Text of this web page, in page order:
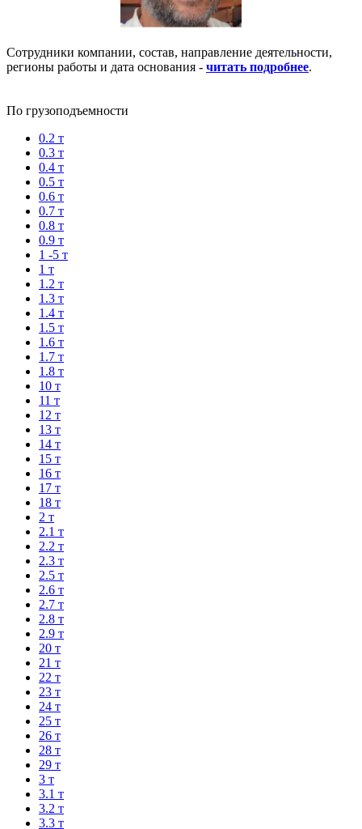
Сотрудники компании, состав, направление деятельности,
регионы работы и дата основания - читать подробнее.
По грузоподъемности
0.2 т
0.3 т
0.4 т
0.5 т
0.6 т
0.7 т
0.8 т
0.9 т
1 -5 т
1 т
1.2 т
1.3 т
1.4 т
1.5 т
1.6 т
1.7 т
1.8 т
10 т
11 т
12 т
13 т
14 т
15 т
16 т
17 т
18 т
2 т
2.1 т
2.2 т
2.3 т
2.5 т
2.6 т
2.7 т
2.8 т
2.9 т
20 т
21 т
22 т
23 т
24 т
25 т
26 т
28 т
29 т
3 т
3.1 т
3.2 т
3.3 т